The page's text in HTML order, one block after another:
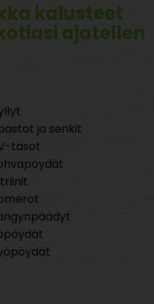
kalusteet
ajatellen
ja senkit
tasot